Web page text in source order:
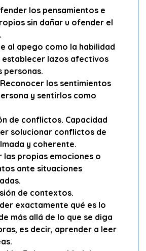
los pensamientos e
sin dañar u ofender el
al apego como la habilidad
establecer lazos afectivos
personas.
los sentimientos
y sentirlos como
de conflictos. Capacidad
solucionar conflictos de
y coherente.
las propias emociones o
ante situaciones
de contextos.
exactamente qué es lo
más allá de lo que se diga
es decir, aprender a leer